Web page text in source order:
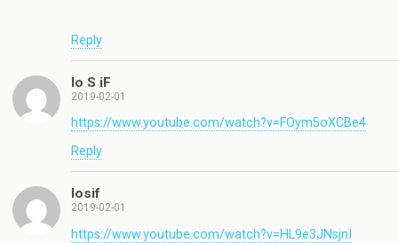
Reply
Io S iF
2019-02-01
https://www.youtube.com/watch?v=FOym5oXCBe4
Reply
Iosif
2019-02-01
https://www.youtube.com/watch?v=HL9e3JNsjnI